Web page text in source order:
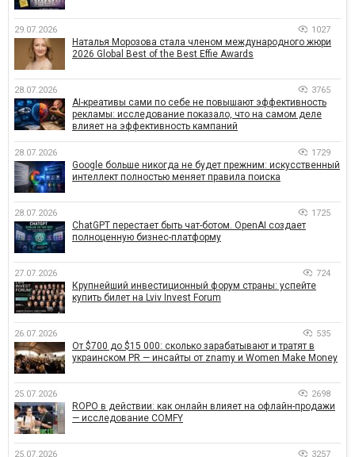
29.07.2026 1027
Наталья Морозова стала членом международного жюри
2026 Global Best of the Best Effie Awards
28.07.2026 3765
AI-креативы сами по себе не повышают эффективность
рекламы: исследование показало, что на самом деле
влияет на эффективность кампаний
28.07.2026 1729
Google больше никогда не будет прежним: искусственный
интеллект полностью меняет правила поиска
28.07.2026 1725
ChatGPT перестает быть чат-ботом. OpenAI создает
полноценную бизнес-платформу
27.07.2026 724
Крупнейший инвестиционный форум страны: успейте
купить билет на Lviv Invest Forum
26.07.2026 535
От $700 до $15 000: сколько зарабатывают и тратят в
украинском PR — инсайты от znamy и Women Make Money
25.07.2026 2698
ROPO в действии: как онлайн влияет на офлайн-продажи
— исследование COMFY
25.07.2026 3257